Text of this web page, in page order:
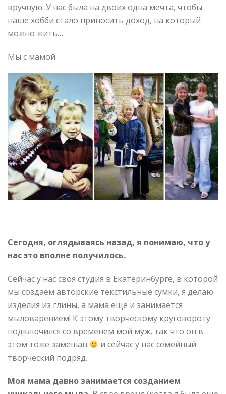
вручную. У нас была на двоих одна мечта, чтобы
наше хобби стало приносить доход, на который
можно жить…
Мы с мамой
Сегодня, оглядываясь назад, я понимаю, что у
нас это вполне получилось.
Сейчас у нас своя студия в Екатеринбурге, в которой
мы создаем авторские текстильные сумки, я делаю
изделия из глины, а мама еще и занимается
мыловарением! К этому творческому круговороту
подключился со временем мой муж, так что он в
этом тоже замешан
и сейчас у нас семейный
творческий подряд.
Моя мама давно занимается созданием